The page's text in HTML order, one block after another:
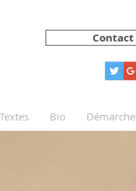
Contact
Textes Bio Démarche